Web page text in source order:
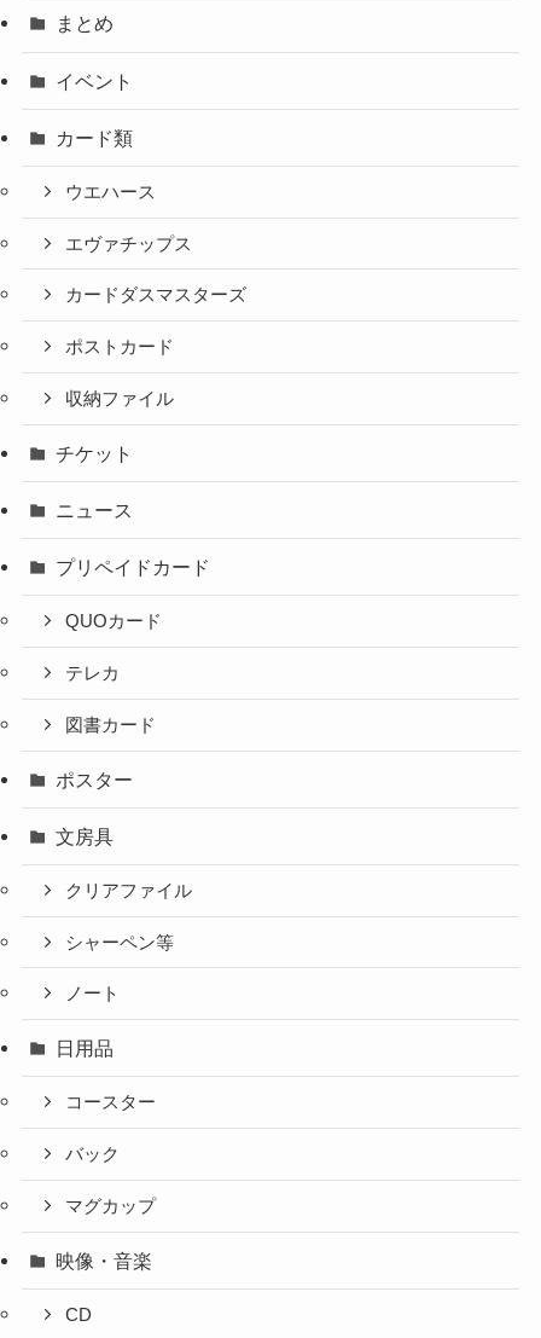
まとめ
イベント
カード類
ウエハース
エヴァチップス
カードダスマスターズ
ポストカード
収納ファイル
チケット
ニュース
プリペイドカード
QUOカード
テレカ
図書カード
ポスター
文房具
クリアファイル
シャーペン等
ノート
日用品
コースター
バック
マグカップ
映像・音楽
CD